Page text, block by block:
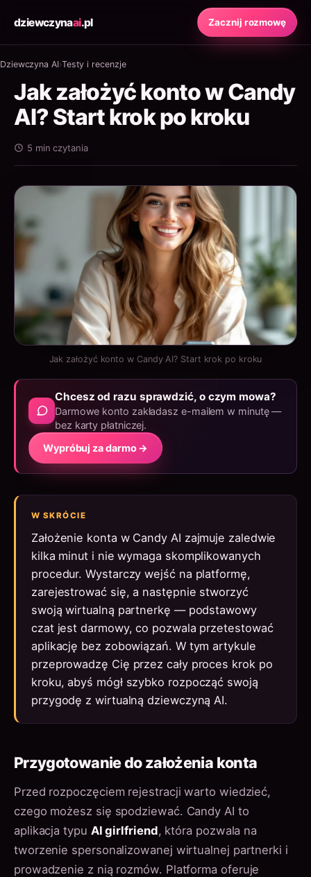
dziewczynaai.pl Zacznij rozmowę
Dziewczyna AI›Testy i recenzje
Jak założyć konto w Candy
AI? Start krok po kroku
5 min czytania
Jak założyć konto w Candy AI? Start krok po kroku
Chcesz od razu sprawdzić, o czym mowa?
Darmowe konto zakładasz e-mailem w minutę —
bez karty płatniczej.
Wypróbuj za darmo →
W SKRÓCIE
Założenie konta w Candy AI zajmuje zaledwie
kilka minut i nie wymaga skomplikowanych
procedur. Wystarczy wejść na platformę,
zarejestrować się, a następnie stworzyć
swoją wirtualną partnerkę — podstawowy
czat jest darmowy, co pozwala przetestować
aplikację bez zobowiązań. W tym artykule
przeprowadzę Cię przez cały proces krok po
kroku, abyś mógł szybko rozpocząć swoją
przygodę z wirtualną dziewczyną AI.
Przygotowanie do założenia konta
Przed rozpoczęciem rejestracji warto wiedzieć,
czego możesz się spodziewać. Candy AI to
aplikacja typu AI girlfriend, która pozwala na
tworzenie spersonalizowanej wirtualnej partnerki i
prowadzenie z nią rozmów. Platforma oferuje